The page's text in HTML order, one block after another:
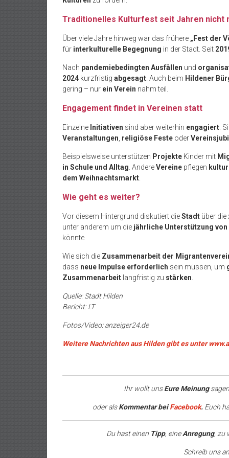
Traditionelles Kulturfest seit Jahren nicht
Über viele Jahre hinweg war das frühere „Fest der
für interkulturelle Begegnung in der Stadt. Seit
Nach pandemiebedingten Ausfällen und
2024 kurzfristig abgesagt. Auch beim Hildener
gering – nur ein Verein nahm teil.
Engagement findet in Vereinen statt
Einzelne Initiativen sind aber weiterhin engagiert.
Veranstaltungen, religiöse Feste oder
Beispielsweise unterstützen Projekte Kinder mit
in Schule und Alltag. AndereVereine pflegen
dem Weihnachtsmarkt.
Wie geht es weiter?
Vor diesem Hintergrund diskutiert dieStadt über die
unter anderem um die jährliche Unterstützung von
könnte.
Wie sich die Zusammenarbeit der
dass neue Impulse erforderlich sein müssen, um
Zusammenarbeit langfristig zu stärken.
Quelle: Stadt Hilden
Bericht: LT
Fotos/Video: anzeiger24.de
Weitere Nachrichten aus Hilden gibt es unter
Ihr wollt unsEure Meinung
oder alsKommentar beiFacebook. Euch
Du hast einen Tipp, eineAnregung, zu
Schreib uns